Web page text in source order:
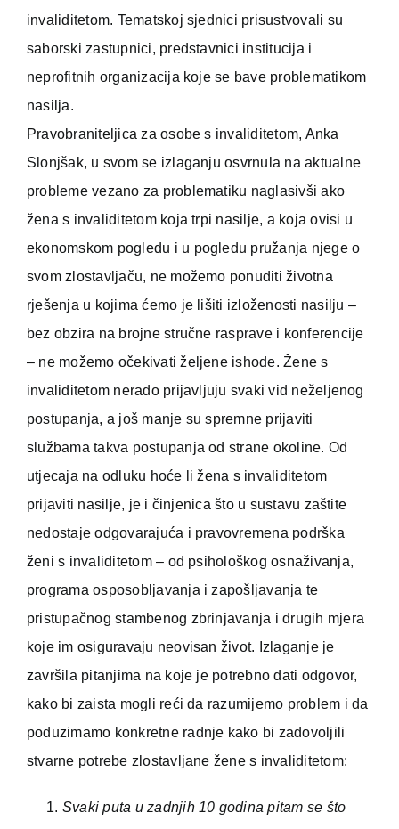
invaliditetom. Tematskoj sjednici prisustvovali su
saborski zastupnici, predstavnici institucija i
neprofitnih organizacija koje se bave problematikom
nasilja.
Pravobraniteljica za osobe s invaliditetom, Anka
Slonjšak, u svom se izlaganju osvrnula na aktualne
probleme vezano za problematiku naglasivši ako
žena s invaliditetom koja trpi nasilje, a koja ovisi u
ekonomskom pogledu i u pogledu pružanja njege o
svom zlostavljaču, ne možemo ponuditi životna
rješenja u kojima ćemo je lišiti izloženosti nasilju –
bez obzira na brojne stručne rasprave i konferencije
– ne možemo očekivati željene ishode. Žene s
invaliditetom nerado prijavljuju svaki vid neželjenog
postupanja, a još manje su spremne prijaviti
službama takva postupanja od strane okoline. Od
utjecaja na odluku hoće li žena s invaliditetom
prijaviti nasilje, je i činjenica što u sustavu zaštite
nedostaje odgovarajuća i pravovremena podrška
ženi s invaliditetom – od psihološkog osnaživanja,
programa osposobljavanja i zapošljavanja te
pristupačnog stambenog zbrinjavanja i drugih mjera
koje im osiguravaju neovisan život. Izlaganje je
završila pitanjima na koje je potrebno dati odgovor,
kako bi zaista mogli reći da razumijemo problem i da
poduzimamo konkretne radnje kako bi zadovoljili
stvarne potrebe zlostavljane žene s invaliditetom:
Svaki puta u zadnjih 10 godina pitam se što